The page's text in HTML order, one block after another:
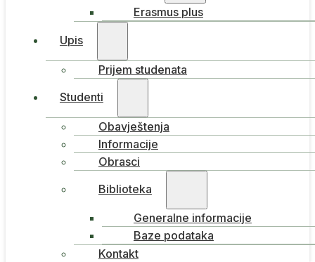
Erasmus plus
Upis
Prijem studenata
Studenti
Obavještenja
Informacije
Obrasci
Biblioteka
Generalne informacije
Baze podataka
Kontakt